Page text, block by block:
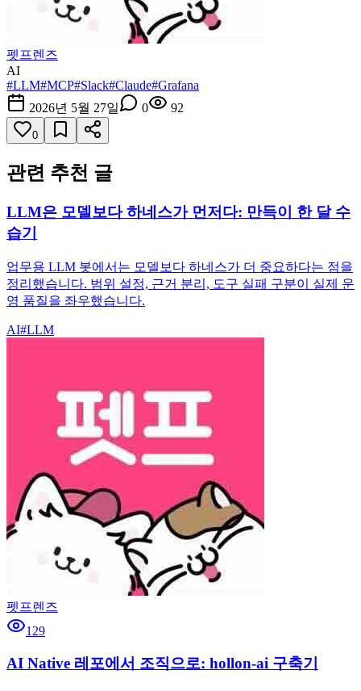
펫프렌즈
AI
#LLM#MCP#Slack#Claude#Grafana
2026년 5월 27일
0 92
0
관련 추천 글
LLM은 모델보다 하네스가 먼저다: 만득이 한 달 수
습기
업무용 LLM 봇에서는 모델보다 하네스가 더 중요하다는 점을
정리했습니다. 범위 설정, 근거 분리, 도구 실패 구분이 실제 운
영 품질을 좌우했습니다.
AI#LLM
펫프렌즈
129
AI Native 레포에서 조직으로: hollon-ai 구축기